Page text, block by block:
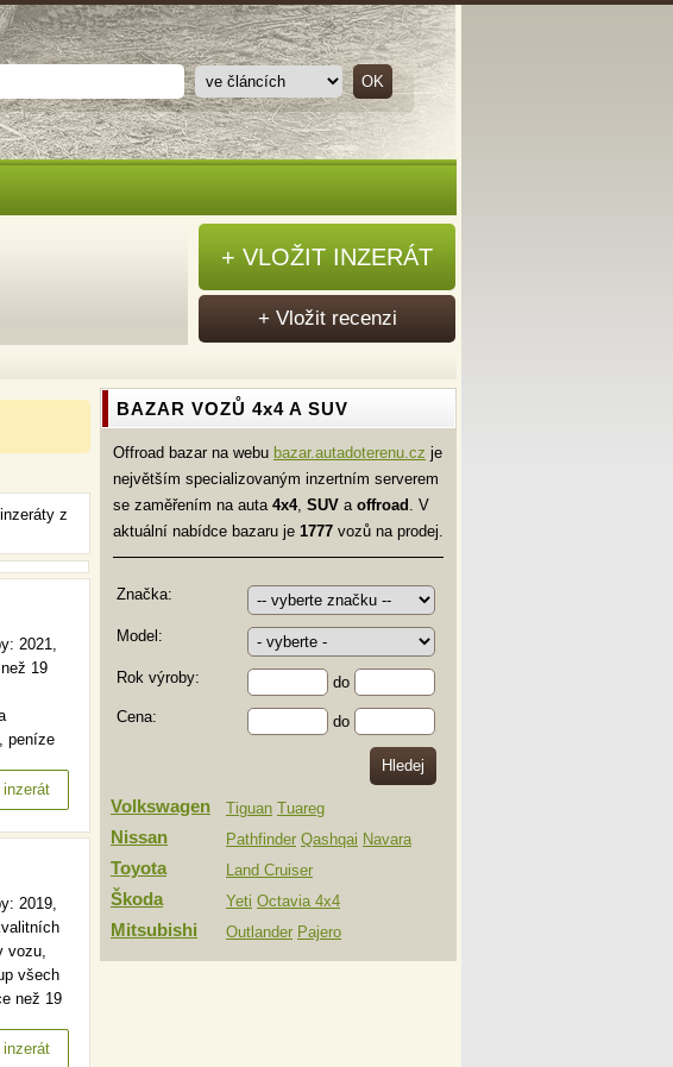
z
2021,
19
peníze
km.…
2019,
vozu,
všech
než 19
BAZAR VOZŮ 4x4 A SUV
Offroad bazar na webu bazar.autadoterenu.cz je
největším specializovaným inzertním serverem
se zaměřením na auta 4x4, SUV a offroad . V
aktuální nabídce bazaru je 1777 vozů na prodej.
Značka:
Model:
Rok výroby:
do
Cena:
do
Volkswagen Tiguan Tuareg
Nissan Pathfinder Qashqai Navara
Toyota Land Cruiser
Škoda Yeti Octavia 4x4
Mitsubishi Outlander Pajero
+ VLOŽIT INZERÁT
+ Vložit recenzi